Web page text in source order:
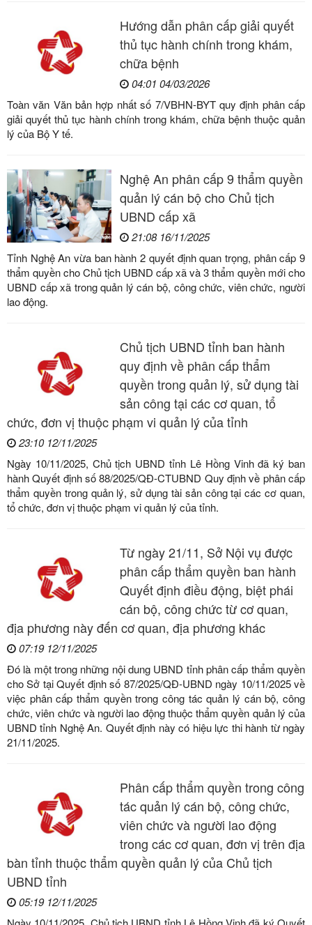
Hướng dẫn phân cấp giải quyết
thủ tục hành chính trong khám,
chữa bệnh
04:01 04/03/2026
Toàn văn Văn bản hợp nhất số 7/VBHN-BYT quy định phân cấp
giải quyết thủ tục hành chính trong khám, chữa bệnh thuộc quản
lý của Bộ Y tế.
Nghệ An phân cấp 9 thẩm quyền
quản lý cán bộ cho Chủ tịch
UBND cấp xã
21:08 16/11/2025
Tỉnh Nghệ An vừa ban hành 2 quyết định quan trọng, phân cấp 9
thẩm quyền cho Chủ tịch UBND cấp xã và 3 thẩm quyền mới cho
UBND cấp xã trong quản lý cán bộ, công chức, viên chức, người
lao động.
Chủ tịch UBND tỉnh ban hành
quy định về phân cấp thẩm
quyền trong quản lý, sử dụng tài
sản công tại các cơ quan, tổ
chức, đơn vị thuộc phạm vi quản lý của tỉnh
23:10 12/11/2025
Ngày 10/11/2025, Chủ tịch UBND tỉnh Lê Hồng Vinh đã ký ban
hành Quyết định số 88/2025/QĐ-CTUBND Quy định về phân cấp
thẩm quyền trong quản lý, sử dụng tài sản công tại các cơ quan,
tổ chức, đơn vị thuộc phạm vi quản lý của tỉnh.
Từ ngày 21/11, Sở Nội vụ được
phân cấp thẩm quyền ban hành
Quyết định điều động, biệt phái
cán bộ, công chức từ cơ quan,
địa phương này đến cơ quan, địa phương khác
07:19 12/11/2025
Đó là một trong những nội dung UBND tỉnh phân cấp thẩm quyền
cho Sở tại Quyết định số 87/2025/QĐ-UBND ngày 10/11/2025 về
việc phân cấp thẩm quyền trong công tác quản lý cán bộ, công
chức, viên chức và người lao động thuộc thẩm quyền quản lý của
UBND tỉnh Nghệ An. Quyết định này có hiệu lực thi hành từ ngày
21/11/2025.
Phân cấp thẩm quyền trong công
tác quản lý cán bộ, công chức,
viên chức và người lao động
trong các cơ quan, đơn vị trên địa
bàn tỉnh thuộc thẩm quyền quản lý của Chủ tịch
UBND tỉnh
05:19 12/11/2025